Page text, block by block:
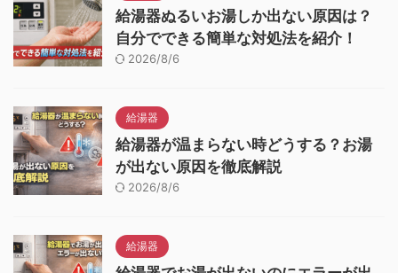
給湯器ぬるいお湯しか出ない原因は？
自分でできる簡単な対処法を紹介！
2026/8/6
給湯器
給湯器が温まらない時どうする？お湯
が出ない原因を徹底解説
2026/8/6
給湯器